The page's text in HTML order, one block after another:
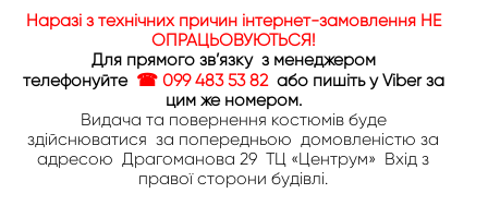
Наразі з технічних причин інтернет-замовлення НЕ
ОПРАЦЬОВУЮТЬСЯ!
Для прямого зв’язку з менеджером
телефонуйте ☎ 099 483 53 82або пишіть у Viber за
цим же номером.
Видача та повернення костюмів буде
здійснюватися за попередньою домовленістю за
адресою Драгоманова 29 ТЦ «Центрум» Вхід з
правої сторони будівлі.